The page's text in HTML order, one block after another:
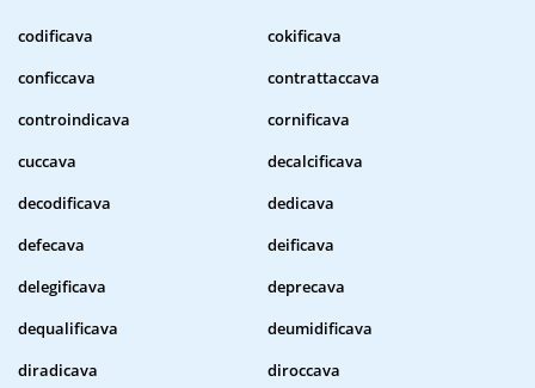
codificava
cokificava
conficcava
contrattaccava
controindicava
cornificava
cuccava
decalcificava
decodificava
dedicava
defecava
deificava
delegificava
deprecava
dequalificava
deumidificava
diradicava
diroccava